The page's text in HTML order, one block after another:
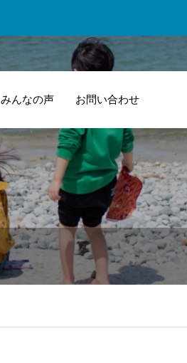
みんなの声 お問い合わせ
的確なアドバイス
とあたたかいサポ
ートのおかげで楽
しく活動していま
す。